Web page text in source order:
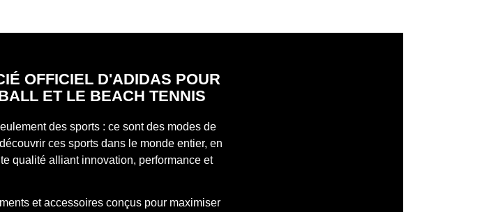
OFFICIEL D'ADIDAS POUR
ET LE BEACH TENNIS
des sports : ce sont des modes de
ces sports dans le monde entier, en
qualité alliant innovation, performance et
et accessoires conçus pour maximiser